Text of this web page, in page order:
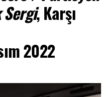
, Karşı
2022